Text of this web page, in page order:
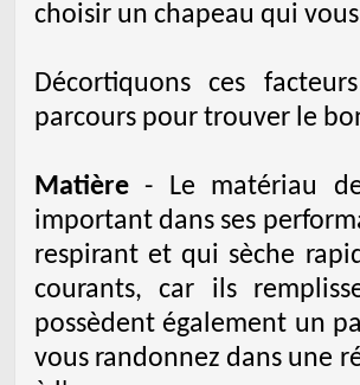
choisir un chapeau qui
Décortiquons ces
parcours pour trouver le
Matière- Le matériau
important dans ses
respirant et qui sèche
courants, car ils
possèdent également un
vous randonnez dans une